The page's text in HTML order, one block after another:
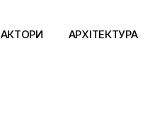
АКТОРИ АРХІТЕКТУРА